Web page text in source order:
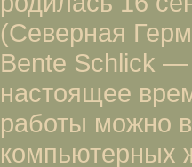
(Северная
Bente Schlick —
настоящее
работы можно
компьютерных